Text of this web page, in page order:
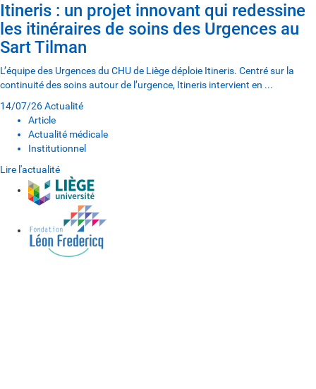
Itineris : un projet innovant qui redessine
les itinéraires de soins des Urgences au
Sart Tilman
L’équipe des Urgences du CHU de Liège déploie Itineris. Centré sur la
continuité des soins autour de l’urgence, Itineris intervient en ...
14/07/26Actualité
Article
Actualité médicale
Institutionnel
Lire l'actualité